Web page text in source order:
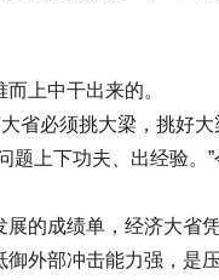
上中干出来的。
必须挑大梁，挑好大
上下功夫、出经验。”
成绩单，经济大省
外部冲击能力强，是